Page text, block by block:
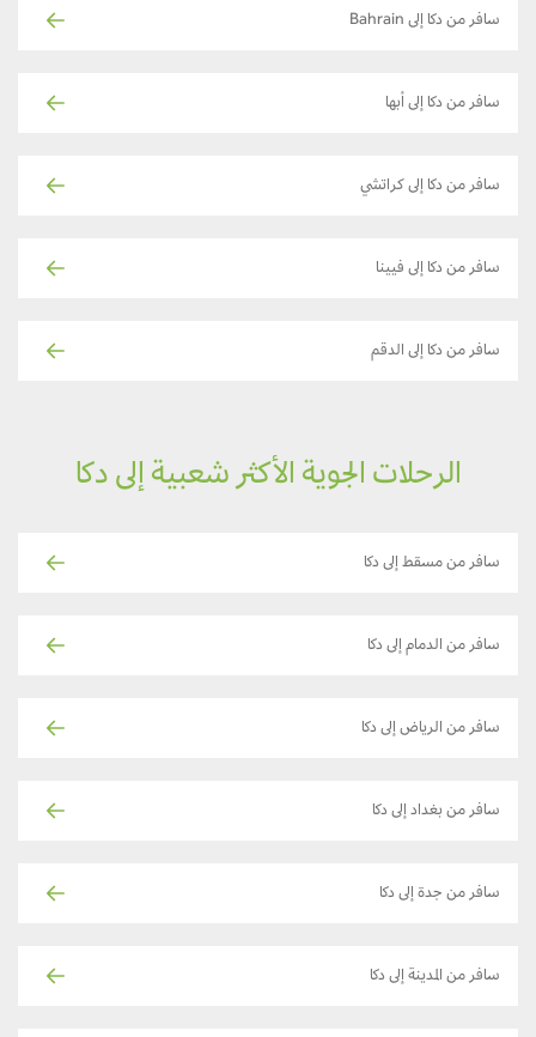
سافر من دكا إلى Bahrain
سافر من دكا إلى أبها
سافر من دكا إلى كراتشي
سافر من دكا إلى فيينا
سافر من دكا إلى الدقم
الرحلات الجوية الأكثر شعبية إلى دكا
سافر من مسقط إلى دكا
سافر من الدمام إلى دكا
سافر من الرياض إلى دكا
سافر من بغداد إلى دكا
سافر من جدة إلى دكا
سافر من المدينة إلى دكا